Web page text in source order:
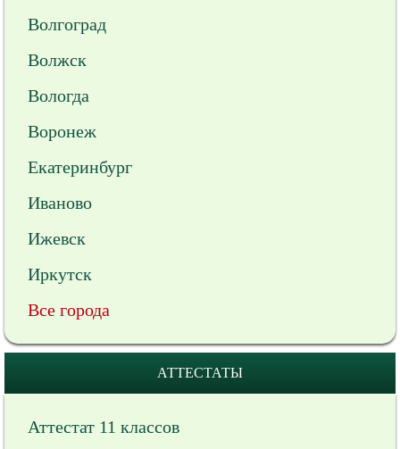
Волгоград
Волжск
Вологда
Воронеж
Екатеринбург
Иваново
Ижевск
Иркутск
Все города
АТТЕСТАТЫ
Аттестат 11 классов